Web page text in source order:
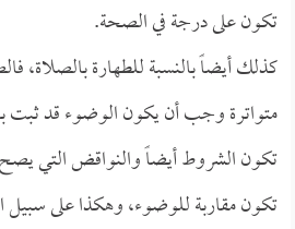
تكون على درجة في الصحة.
كذلك أيضاً بالنسبة للطهارة بالصلاة،
متواترة وجب أن يكون الوضوء قد ثبت
تكون الشروط أيضاً والنواقض التي
تكون مقاربة للوضوء، وهكذا على سبيل